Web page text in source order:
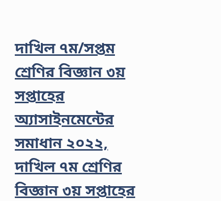
দাখিল ৭ম/সপ্তম
শ্রেণির বিজ্ঞান ৩য়
সপ্তাহের
অ্যাসাইনমেন্টের
সমাধান ২০২২,
দাখিল ৭ম শ্রেণির
বিজ্ঞান ৩য় সপ্তাহের